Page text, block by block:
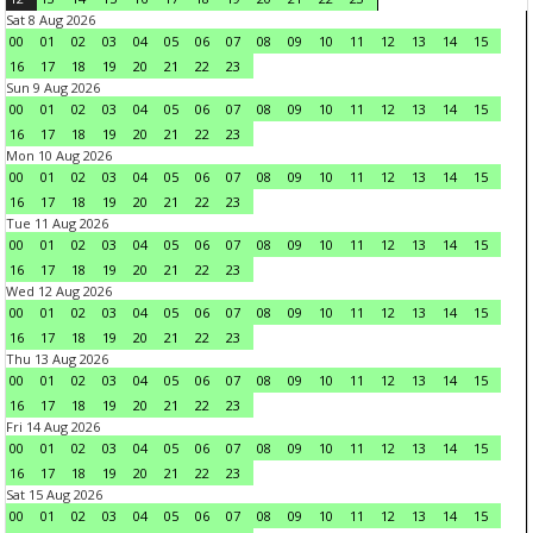
Sat 8 Aug 2026
00
01 02 03 04 05 06 07 08 09 10 11 12 13 14
15
16
17 18 19 20 21 22
23
Sun 9 Aug 2026
00
01 02 03 04 05 06 07 08 09 10 11 12 13 14
15
16
17 18 19 20 21 22
23
Mon 10 Aug 2026
00
01 02 03 04 05 06 07 08 09 10 11 12 13 14
15
16
17 18 19 20 21 22
23
Tue 11 Aug 2026
00
01 02 03 04 05 06 07 08 09 10 11 12 13 14
15
16
17 18 19 20 21 22
23
Wed 12 Aug 2026
00
01 02 03 04 05 06 07 08 09 10 11 12 13 14
15
16
17 18 19 20 21 22
23
Thu 13 Aug 2026
00
01 02 03 04 05 06 07 08 09 10 11 12 13 14
15
16
17 18 19 20 21 22
23
Fri 14 Aug 2026
00
01 02 03 04 05 06 07 08 09 10 11 12 13 14
15
16
17 18 19 20 21 22
23
Sat 15 Aug 2026
00
01 02 03 04 05 06 07 08 09 10 11 12 13 14
15